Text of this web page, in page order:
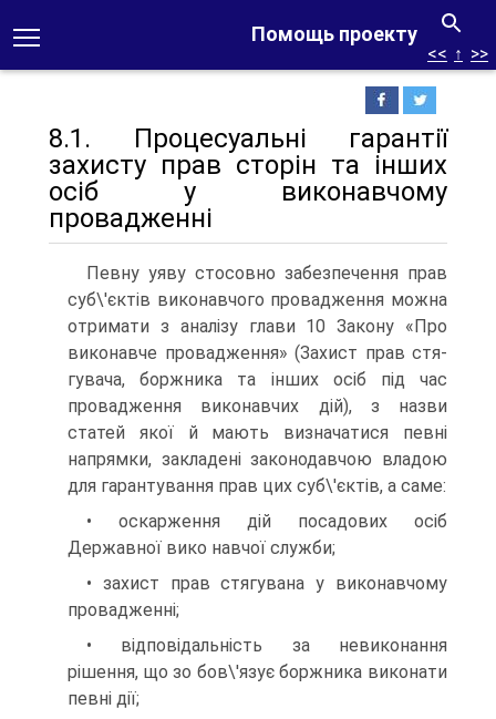
Помощь проекту
<< ↑ >>
8.1. Процесуальні гарантії
захисту прав сторін та інших
осіб у виконавчому
провадженні
Певну уяву стосовно забезпечення прав
суб\'єктів ви­конавчого провадження можна
отримати з аналізу глави 10 Закону «Про
виконавче провадження» (Захист прав стя-
гувача, боржника та інших осіб під час
провадження ви­конавчих дій), з назви
статей якої й мають визначатися певні
напрямки, закладені законодавчою владою
для га­рантування прав цих суб\'єктів, а саме:
• оскарження дій посадових осіб
Державної вико­ навчої служби;
• захист прав стягувана у виконавчому
провадженні;
• відповідальність за невиконання
рішення, що зо­ бов\'язує боржника виконати
певні дії;